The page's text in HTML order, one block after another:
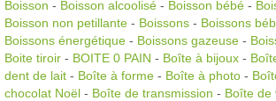
Boisson - Boisson alcoolisé - Boisson bébé -
Boisson non petillante - Boissons - Boissons
Boissons énergétique - Boissons gazeuse -
Boite tiroir - BOITE 0 PAIN - Boîte à bijoux -
dent de lait - Boîte à forme - Boîte à photo -
chocolat Noël - Boîte de transmission - Boîte de